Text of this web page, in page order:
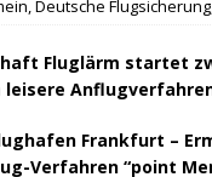
,Deutsche Flugsicherung
Fluglärm startet
Frankfurt –
Verfahren “point